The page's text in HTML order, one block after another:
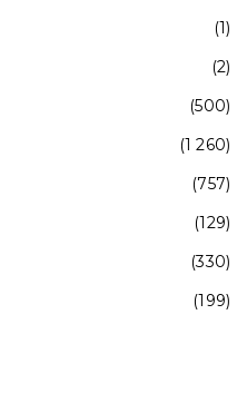
(1)
(2)
(500)
(1 260)
(757)
(129)
(330)
(199)